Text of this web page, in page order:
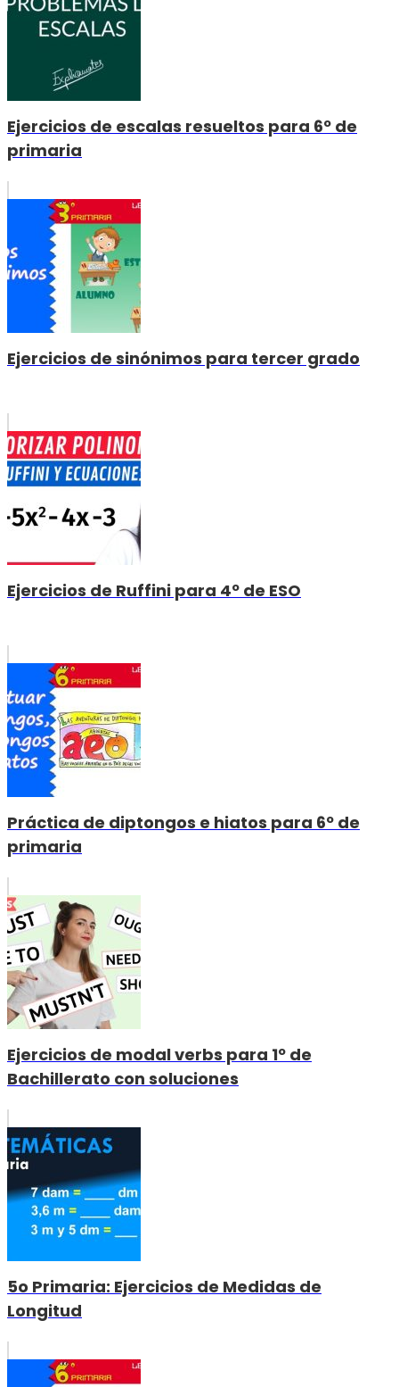
Ejercicios de escalas resueltos para 6º de
primaria
Ejercicios de sinónimos para tercer grado
Ejercicios de Ruffini para 4º de ESO
Práctica de diptongos e hiatos para 6º de
primaria
Ejercicios de modal verbs para 1º de
Bachillerato con soluciones
5o Primaria: Ejercicios de Medidas de
Longitud